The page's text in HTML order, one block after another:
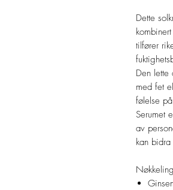
Dette
tilfører
Den lette
med fet
følelse
Serumet
av
kan